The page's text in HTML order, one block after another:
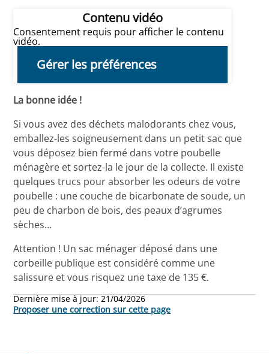
Contenu vidéo
Consentement requis pour afficher le contenu
vidéo.
Gérer les préférences
La bonne idée !
Si vous avez des déchets malodorants chez vous,
emballez-les soigneusement dans un petit sac que
vous déposez bien fermé dans votre poubelle
ménagère et sortez-la le jour de la collecte. Il existe
quelques trucs pour absorber les odeurs de votre
poubelle : une couche de bicarbonate de soude, un
peu de charbon de bois, des peaux d’agrumes
sèches…
Attention ! Un sac ménager déposé dans une
corbeille publique est considéré comme une
salissure et vous risquez une taxe de 135 €.
Dernière mise à jour:21/04/2026
Proposer une correction sur cette page